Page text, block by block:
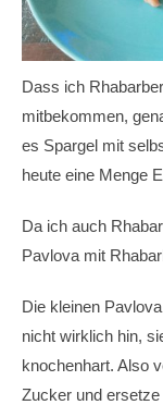
Dass ich
mitbekommen,
es Spargel mit
heute eine Menge
Da ich auch
Pavlova mit
Die kleinen
nicht wirklich hin,
knochenhart. Also
Zucker und